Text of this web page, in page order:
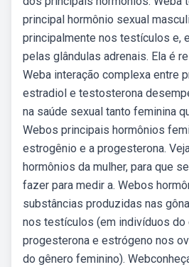
principal hormônio sexual
principalmente nos testículos e,
pelas glândulas adrenais. Ela é
Weba interação complexa entre
estradiol e testosterona
na saúde sexual tanto feminina
Webos principais hormônios
estrogênio e a progesterona.
hormônios da mulher, para que
fazer para medir a. Webos
substâncias produzidas nas
nos testículos (em indivíduos do
progesterona e estrógeno nos
do gênero feminino).